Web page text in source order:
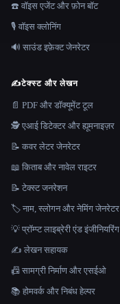
☎️ वॉइस एजेंट और फ़ोन बॉट
🎙️ वॉइस क्लोनिंग
🔊 साउंड इफ़ेक्ट जेनरेटर
✍️टेक्स्ट और लेखन
📄 PDF और डॉक्यूमेंट टूल
🕵️ एआई डिटेक्टर और ह्यूमनाइज़र
📝 कवर लेटर जेनरेटर
📖 किताब और नावेल राइटर
📝 टेक्स्ट जनरेशन
🏷️ नाम, स्लोगन और नेमिंग जेनरेटर
💡 प्रॉम्प्ट लाइब्रेरी एंड इंजीनियरिंग
✍️ लेखन सहायक
📠 सामग्री निर्माण और एसईओ
📚 होमवर्क और निबंध हेल्पर